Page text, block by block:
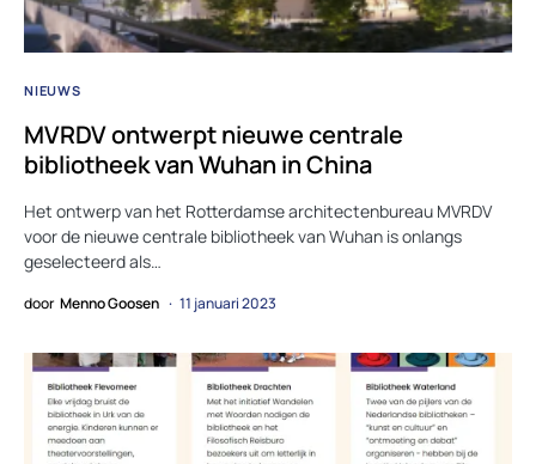
NIEUWS
MVRDV ontwerpt nieuwe centrale
bibliotheek van Wuhan in China
Het ontwerp van het Rotterdamse architectenbureau MVRDV
voor de nieuwe centrale bibliotheek van Wuhan is onlangs
geselecteerd als…
door Menno Goosen 11 januari 2023